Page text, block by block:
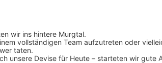
wir ins hintere Murgtal.
vollständigen Team aufzutreten oder
taten.
unsere Devise für Heute – starteten wir gute